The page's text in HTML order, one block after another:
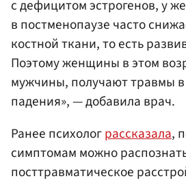
с дефицитом эстрогенов, у
в постменопаузе часто
костной ткани, то есть
Поэтому женщины в этом
мужчины, получают травмы в
падения», — добавила врач.
Ранее психолограссказала,
симптомам можно
посттравматическое